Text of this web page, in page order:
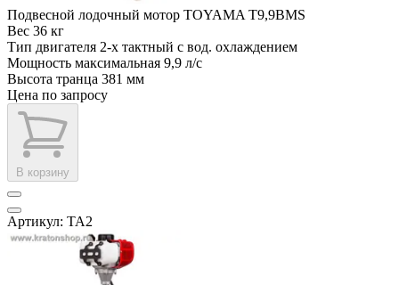
Подвесной лодочный мотор TOYAMA T9,9BMS
Вес 36 кг
Тип двигателя 2-х тактный с вод. охлаждением
Мощность максимальная 9,9 л/с
Высота транца 381 мм
Цена по запросу
В корзину
Артикул: TA2